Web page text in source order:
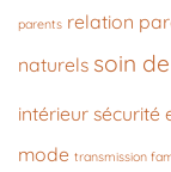
parents relation
naturels soin
intérieur sécurité
mode transmission